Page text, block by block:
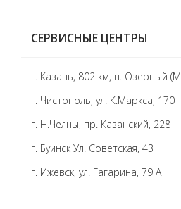
СЕРВИСНЫЕ ЦЕНТРЫ
г. Казань, 802 км, п. Озерный
г. Чистополь, ул. К.Маркса, 170
г. Н.Челны, пр. Казанский, 228
г. Буинск Ул. Советская, 43
г. Ижевск, ул. Гагарина, 79 А